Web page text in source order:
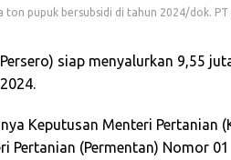
ton pupuk bersubsidi di tahun 2024/dok. PT
siap menyalurkan 9,55
Keputusan Menteri Pertanian
Pertanian (Permentan) Nomor